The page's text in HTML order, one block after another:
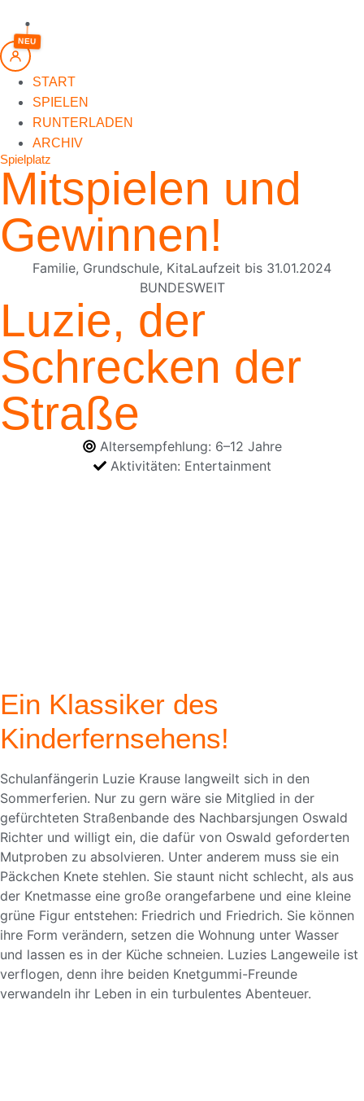
springen
NEU
START
SPIELEN
RUNTERLADEN
ARCHIV
Spielplatz
Mitspielen und
Gewinnen!
Familie, Grundschule, KitaLaufzeit bis 31.01.2024
BUNDESWEIT
Luzie, der
Schrecken der
Straße
Altersempfehlung: 6–12 Jahre
Aktivitäten: Entertainment
Ein Klassiker des
Kinderfernsehens!
Schulanfängerin Luzie Krause langweilt sich in den
Sommerferien. Nur zu gern wäre sie Mitglied in der
gefürchteten Straßenbande des Nachbarsjungen Oswald
Richter und willigt ein, die dafür von Oswald geforderten
Mutproben zu absolvieren. Unter anderem muss sie ein
Päckchen Knete stehlen. Sie staunt nicht schlecht, als aus
der Knetmasse eine große orangefarbene und eine kleine
grüne Figur entstehen: Friedrich und Friedrich. Sie können
ihre Form verändern, setzen die Wohnung unter Wasser
und lassen es in der Küche schneien. Luzies Langeweile ist
verflogen, denn ihre beiden Knetgummi-Freunde
verwandeln ihr Leben in ein turbulentes Abenteuer.